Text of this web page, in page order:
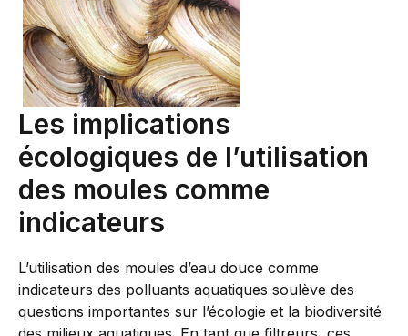
Les implications
écologiques de l’utilisation
des moules comme
indicateurs
L’utilisation des moules d’eau douce comme
indicateurs des polluants aquatiques soulève des
questions importantes sur l’écologie et la biodiversité